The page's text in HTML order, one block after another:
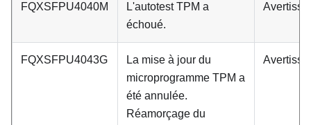
FQXSFPU4040M
L'autotest TPM a
échoué.
FQXSFPU4043G
La mise à jour du
microprogramme TPM a
été annulée.
Réamorçage du